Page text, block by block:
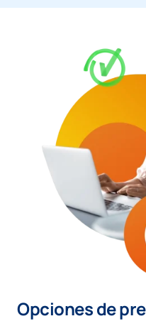
Opciones de